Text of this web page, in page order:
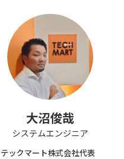
つけるため、消火器、冠婚
葬祭の互助会、教材など転
職をした会社の数は30社以
上。 営業は自分の天職だと
思い、僕俺株式会社を設
立。
大沼俊哉
システムエンジニア
テックマート株式会社代表